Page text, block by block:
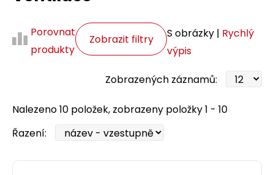
Porovnat
produkty
Zobrazit filtry S obrázky | Rychlý
výpis
Zobrazených záznamů:
Nalezeno 10 položek, zobrazeny položky 1 - 10
Řazení: